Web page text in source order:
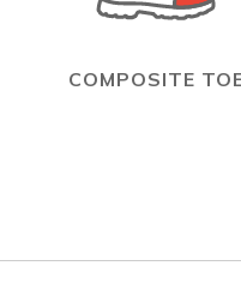
COMPOSITE